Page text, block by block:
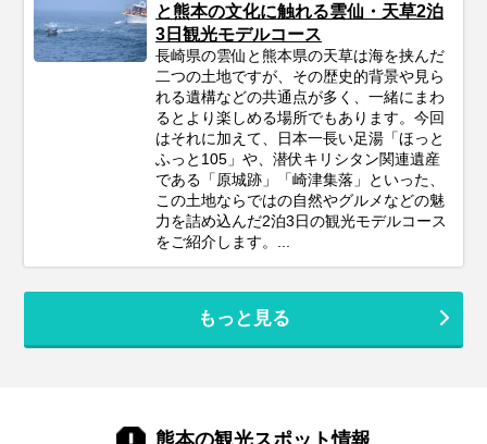
と熊本の文化に触れる雲仙・天草2泊
3日観光モデルコース
長崎県の雲仙と熊本県の天草は海を挟んだ
二つの土地ですが、その歴史的背景や見ら
れる遺構などの共通点が多く、一緒にまわ
るとより楽しめる場所でもあります。今回
はそれに加えて、日本一長い足湯「ほっと
ふっと105」や、潜伏キリシタン関連遺産
である「原城跡」「崎津集落」といった、
この土地ならではの自然やグルメなどの魅
力を詰め込んだ2泊3日の観光モデルコース
をご紹介します。...
もっと見る